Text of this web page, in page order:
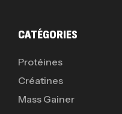
CATÉGORIES
Protéines
Créatines
Mass Gainer